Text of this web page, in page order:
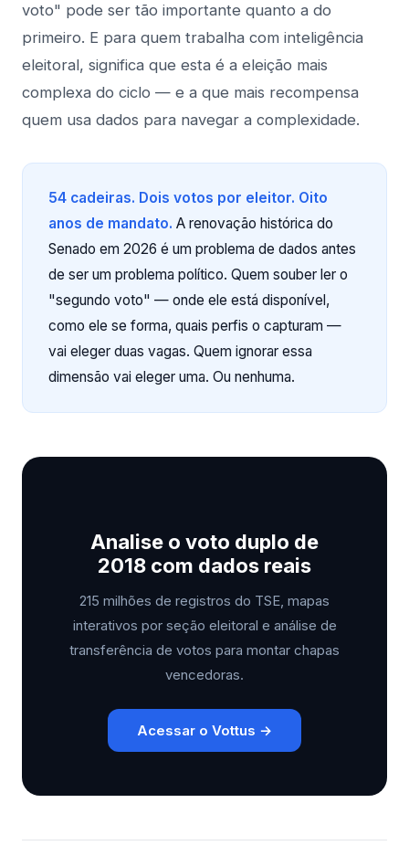
voto" pode ser tão importante quanto a do
primeiro. E para quem trabalha com inteligência
eleitoral, significa que esta é a eleição mais
complexa do ciclo — e a que mais recompensa
quem usa dados para navegar a complexidade.
54 cadeiras. Dois votos por eleitor. Oito
anos de mandato. A renovação histórica do
Senado em 2026 é um problema de dados antes
de ser um problema político. Quem souber ler o
"segundo voto" — onde ele está disponível,
como ele se forma, quais perfis o capturam —
vai eleger duas vagas. Quem ignorar essa
dimensão vai eleger uma. Ou nenhuma.
Analise o voto duplo de
2018 com dados reais
215 milhões de registros do TSE, mapas
interativos por seção eleitoral e análise de
transferência de votos para montar chapas
vencedoras.
Acessar o Vottus →